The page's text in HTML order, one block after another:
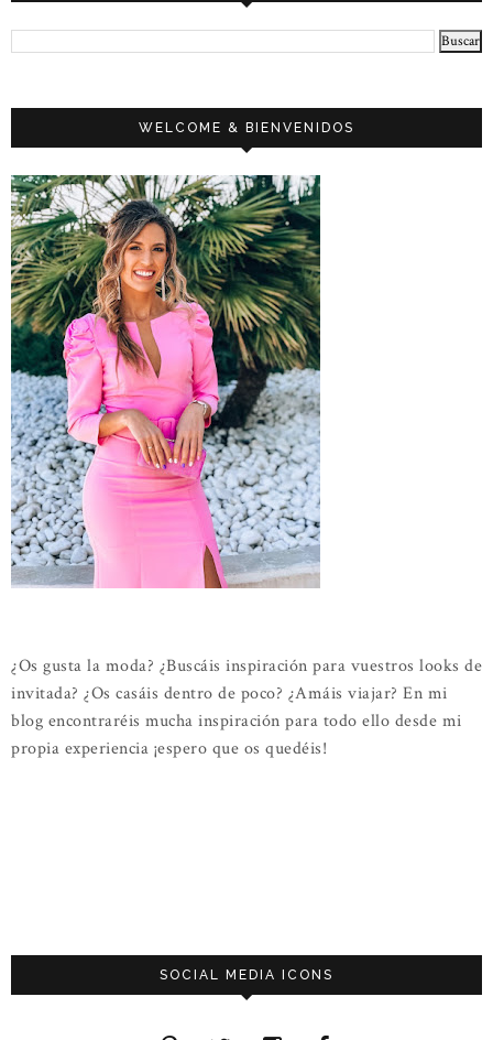
WELCOME & BIENVENIDOS
¿Os gusta la moda? ¿Buscáis inspiración para vuestros looks de
invitada? ¿Os casáis dentro de poco? ¿Amáis viajar? En mi
blog encontraréis mucha inspiración para todo ello desde mi
propia experiencia ¡espero que os quedéis!
SOCIAL MEDIA ICONS